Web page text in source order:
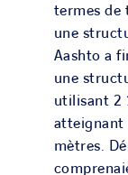
termes de
une
Aashto a
une
utilisant 2
atteignant
mètres.